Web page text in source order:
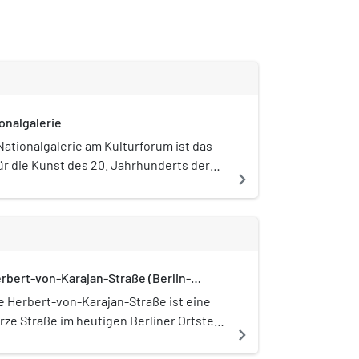
am Kulturforum ist das
die Kunst des 20. Jahrhunderts der
stammt von Ludwig Mies van der
Sanierungsarbeiten war
Bauübergabe fand am 29. April
die Wiedereröffnung mit einem Festakt
2021.
navigate_next
von-Karajan-Straße (Berlin-
Herbert-von-Karajan-Straße ist eine
Straße im heutigen Berliner Ortsteil
navigate_next